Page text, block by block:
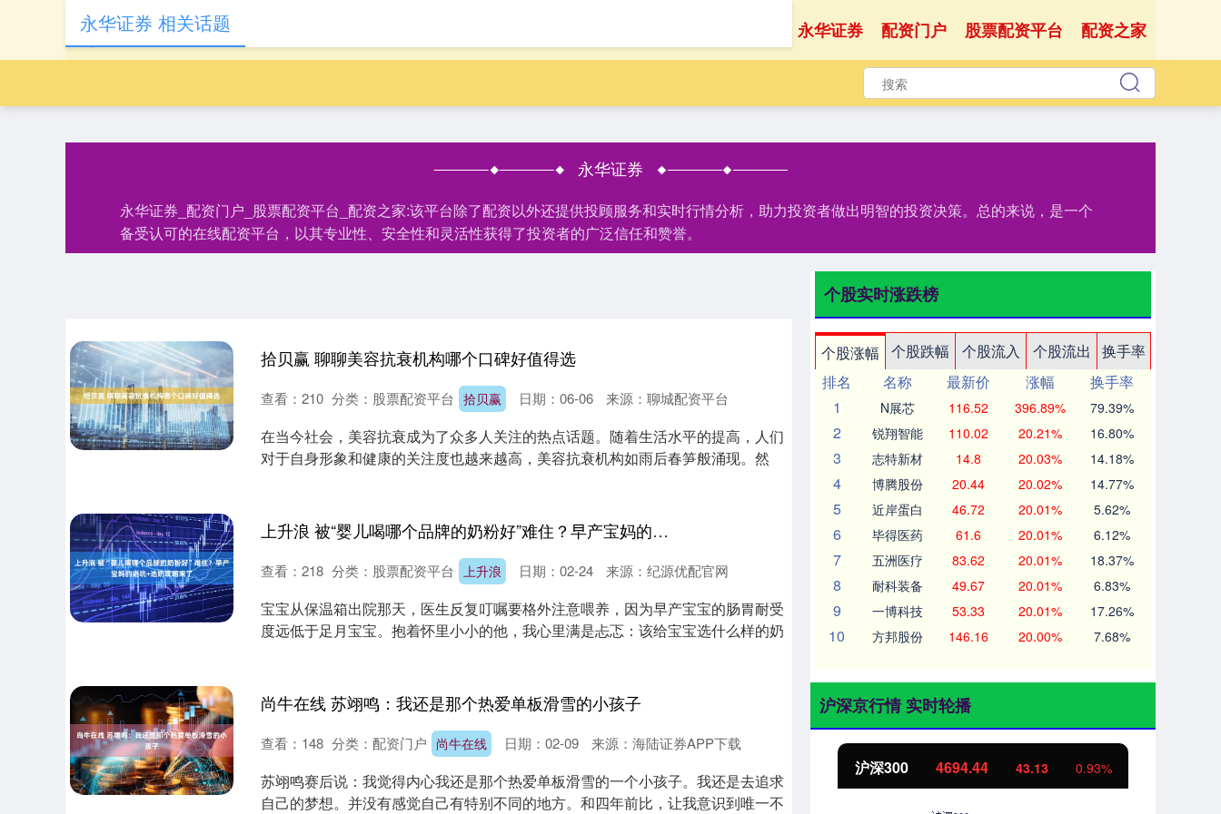
永华证券 配资门户 股票配资平台 配资之家
永华证券
永华证券_配资门户_股票配资平台_配资之家:该平台除了配资以外还提供投顾服务和实时行情分析，助力投资者做出明智的投资决策。总的来说，是一个
备受认可的在线配资平台，以其专业性、安全性和灵活性获得了投资者的广泛信任和赞誉。
永华证券 相关话题
拾贝赢 聊聊美容抗衰机构哪个口碑好值得选
拾贝赢 日期：06-06 来源：聊城配资平台
查看： 210 分类： 股票配资平台
在当今社会，美容抗衰成为了众多人关注的热点话题。随着生活水平的提高，人们
对于自身形象和健康的关注度也越来越高，美容抗衰机构如雨后春笋般涌现。然
上升浪 被“婴儿喝哪个品牌的奶粉好”难住？早产宝妈的避坑+选奶攻略来了
上升浪 日期：02-24 来源：纪源优配官网
查看： 218 分类： 股票配资平台
宝宝从保温箱出院那天，医生反复叮嘱要格外注意喂养，因为早产宝宝的肠胃耐受
度远低于足月宝宝。抱着怀里小小的他，我心里满是忐忑：该给宝宝选什么样的奶
尚牛在线 苏翊鸣：我还是那个热爱单板滑雪的小孩子
尚牛在线 日期：02-09 来源：海陆证券APP下载
查看： 148 分类： 配资门户
苏翊鸣赛后说：我觉得内心我还是那个热爱单板滑雪的一个小孩子。我还是去追求
自己的梦想。并没有感觉自己有特别不同的地方。和四年前比，让我意识到唯一不
个股实时涨跌榜
个股涨幅 个股跌幅 个股流入 个股流出
换手率
排名
名称 最新价 涨幅
换手率
1
N展芯 116.52 396.89% 79.39%
2 锐翔智能 110.02 20.21% 16.80%
3 志特新材 14.8 20.03% 14.18%
4 博腾股份 20.44 20.02% 14.77%
5 近岸蛋白 46.72 20.01% 5.62%
6 毕得医药 61.6 20.01% 6.12%
7 五洲医疗 83.62 20.01% 18.37%
8 耐科装备 49.67 20.01% 6.83%
9 一博科技 53.33 20.01% 17.26%
10 方邦股份 146.16 20.00% 7.68%
沪深京行情 实时轮播
2.13% 上证指数 沪深300 4694.44 43.13 0.93%